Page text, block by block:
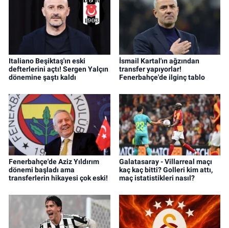
Italiano Beşiktaş'ın eski
defterlerini açtı! Sergen Yalçın
dönemine şaştı kaldı
İsmail Kartal'ın ağzından
transfer yapıyorlar!
Fenerbahçe'de ilginç tablo
Fenerbahçe'de Aziz Yıldırım
dönemi başladı ama
transferlerin hikayesi çok eski!
Galatasaray - Villarreal maçı
kaç kaç bitti? Golleri kim attı,
maç istatistikleri nasıl?